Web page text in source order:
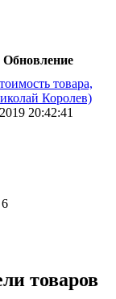
Обновление
товара,
Королев)
20:42:41
6
товаров